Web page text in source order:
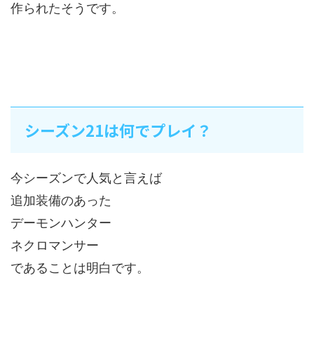
作られたそうです。
シーズン21は何でプレイ？
今シーズンで人気と言えば
追加装備のあった
デーモンハンター
ネクロマンサー
であることは明白です。